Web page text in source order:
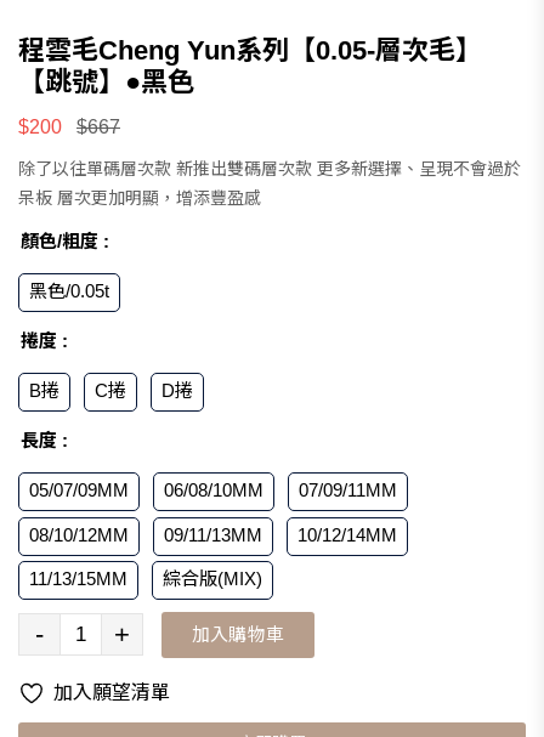
程雲毛Cheng Yun系列【0.05-層次毛】
【跳號】●黑色
$200 $667
除了以往單碼層次款 新推出雙碼層次款 更多新選擇、呈現不會過於
呆板 層次更加明顯，增添豐盈感
顏色/粗度 :
黑色/0.05t
捲度 :
B捲 C捲 D捲
長度 :
05/07/09MM 06/08/10MM 07/09/11MM
08/10/12MM 09/11/13MM 10/12/14MM
11/13/15MM 綜合版(MIX)
- + 加入購物車
加入願望清單